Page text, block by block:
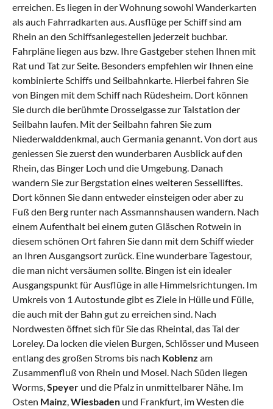
erreichen. Es liegen in der Wohnung sowohl Wanderkarten
als auch Fahrradkarten aus. Ausflüge per Schiff sind am
Rhein an den Schiffsanlegestellen jederzeit buchbar.
Fahrpläne liegen aus bzw. Ihre Gastgeber stehen Ihnen mit
Rat und Tat zur Seite. Besonders empfehlen wir Ihnen eine
kombinierte Schiffs und Seilbahnkarte. Hierbei fahren Sie
von Bingen mit dem Schiff nach Rüdesheim. Dort können
Sie durch die berühmte Drosselgasse zur Talstation der
Seilbahn laufen. Mit der Seilbahn fahren Sie zum
Niederwalddenkmal, auch Germania genannt. Von dort aus
geniessen Sie zuerst den wunderbaren Ausblick auf den
Rhein, das Binger Loch und die Umgebung. Danach
wandern Sie zur Bergstation eines weiteren Sesselliftes.
Dort können Sie dann entweder einsteigen oder aber zu
Fuß den Berg runter nach Assmannshausen wandern. Nach
einem Aufenthalt bei einem guten Gläschen Rotwein in
diesem schönen Ort fahren Sie dann mit dem Schiff wieder
an Ihren Ausgangsort zurück. Eine wunderbare Tagestour,
die man nicht versäumen sollte. Bingen ist ein idealer
Ausgangspunkt für Ausflüge in alle Himmelsrichtungen. Im
Umkreis von 1 Autostunde gibt es Ziele in Hülle und Fülle,
die auch mit der Bahn gut zu erreichen sind. Nach
Nordwesten öffnet sich für Sie das Rheintal, das Tal der
Loreley. Da locken die vielen Burgen, Schlösser und Museen
entlang des großen Stroms bis nach Koblenz am
Zusammenfluß von Rhein und Mosel. Nach Süden liegen
Worms, Speyer und die Pfalz in unmittelbarer Nähe. Im
Osten Mainz Wiesbaden und Frankfurt, im Westen die